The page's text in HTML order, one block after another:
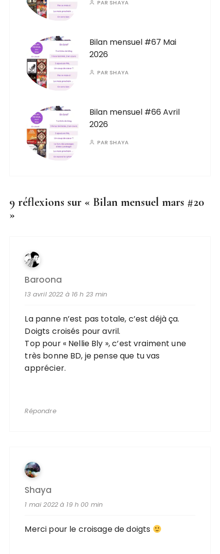
PAR SHAYA
Bilan mensuel #67 Mai
2026
PAR SHAYA
Bilan mensuel #66 Avril
2026
PAR SHAYA
9 réflexions sur « Bilan mensuel mars #20
»
Baroona
13 avril 2022 à 16 h 23 min
La panne n’est pas totale, c’est déjà ça.
Doigts croisés pour avril.
Top pour « Nellie Bly », c’est vraiment une
très bonne BD, je pense que tu vas
apprécier.
Répondre
Shaya
1 mai 2022 à 19 h 00 min
Merci pour le croisage de doigts